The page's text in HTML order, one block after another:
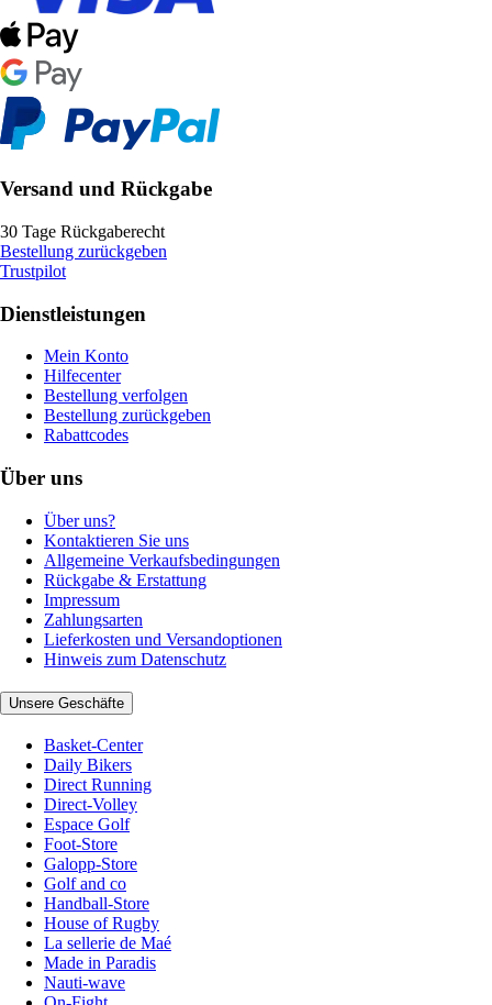
Versand und Rückgabe
30 Tage Rückgaberecht
Bestellung zurückgeben
Trustpilot
Dienstleistungen
Mein Konto
Hilfecenter
Bestellung verfolgen
Bestellung zurückgeben
Rabattcodes
Über uns
Über uns?
Kontaktieren Sie uns
Allgemeine Verkaufsbedingungen
Rückgabe & Erstattung
Impressum
Zahlungsarten
Lieferkosten und Versandoptionen
Hinweis zum Datenschutz
Unsere Geschäfte
Basket-Center
Daily Bikers
Direct Running
Direct-Volley
Espace Golf
Foot-Store
Galopp-Store
Golf and co
Handball-Store
House of Rugby
La sellerie de Maé
Made in Paradis
Nauti-wave